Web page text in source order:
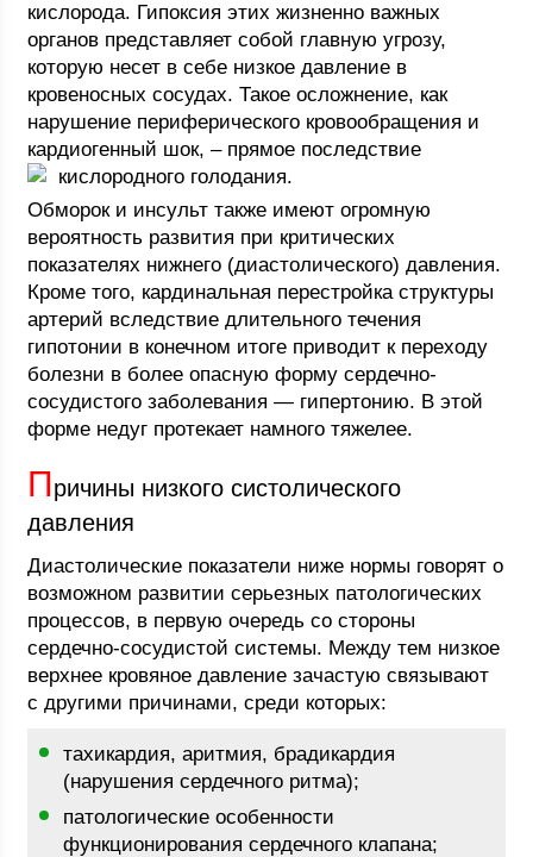
кислорода. Гипоксия этих жизненно важных
органов представляет собой главную угрозу,
которую несет в себе низкое давление в
кровеносных сосудах. Такое осложнение, как
нарушение периферического кровообращения и
кардиогенный шок, – прямое последствие
кислородного голодания.
Обморок и инсульт также имеют огромную
вероятность развития при критических
показателях нижнего (диастолического) давления.
Кроме того, кардинальная перестройка структуры
артерий вследствие длительного течения
гипотонии в конечном итоге приводит к переходу
болезни в более опасную форму сердечно-
сосудистого заболевания — гипертонию. В этой
форме недуг протекает намного тяжелее.
Причины низкого систолического
давления
Диастолические показатели ниже нормы говорят о
возможном развитии серьезных патологических
процессов, в первую очередь со стороны
сердечно-сосудистой системы. Между тем низкое
верхнее кровяное давление зачастую связывают
с другими причинами, среди которых:
тахикардия, аритмия, брадикардия
(нарушения сердечного ритма);
патологические особенности
функционирования сердечного клапана;